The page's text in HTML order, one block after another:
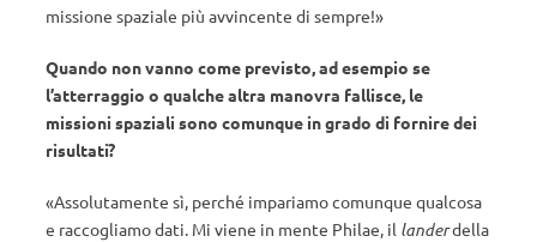
missione spaziale più avvincente di sempre!»
Quando non vanno come previsto, ad esempio se
l’atterraggio o qualche altra manovra fallisce, le
missioni spaziali sono comunque in grado di fornire dei
risultati?
«Assolutamente sì, perché impariamo comunque qualcosa
e raccogliamo dati. Mi viene in mente Philae, il landerdella